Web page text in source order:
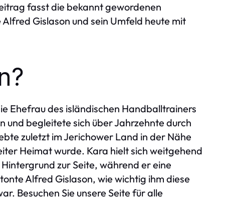
fasst die bekannt gewordenen
Gislason und sein Umfeld heute mit
Ehefrau des isländischen Handballtrainers
und begleitete sich über Jahrzehnte durch
zuletzt im Jerichower Land in der Nähe
Heimat wurde. Kara hielt sich weitgehend
zur Seite, während er eine
Alfred Gislason, wie wichtig ihm diese
Besuchen Sie unsere Seite für alle